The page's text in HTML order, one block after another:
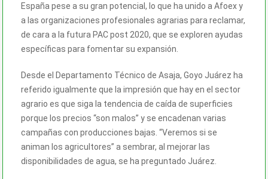
España pese a su gran potencial, lo que ha unido a Afoex y
a las organizaciones profesionales agrarias para reclamar,
de cara a la futura PAC post 2020, que se exploren ayudas
específicas para fomentar su expansión.
Desde el Departamento Técnico de Asaja, Goyo Juárez ha
referido igualmente que la impresión que hay en el sector
agrario es que siga la tendencia de caída de superficies
porque los precios “son malos” y se encadenan varias
campañas con producciones bajas. “Veremos si se
animan los agricultores” a sembrar, al mejorar las
disponibilidades de agua, se ha preguntado Juárez.